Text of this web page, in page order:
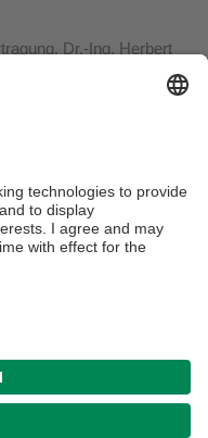
Dr.-Ing. Herbert
Katrin Gugel,
der Zukunft,
– Technologien und
Hahn-Schickard-
e.V.
und freut sich
ebenso informativen